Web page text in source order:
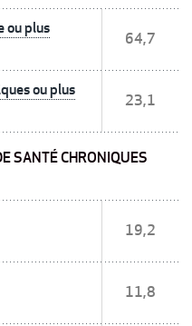
ou plus
64,7
ou plus
23,1
SANTÉ CHRONIQUES
19,2
11,8